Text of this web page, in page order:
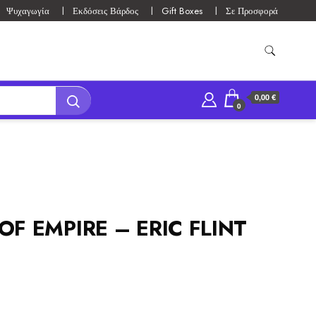
Ψυχαγωγία Εκδόσεις Βάρδος Gift Boxes Σε Προσφορά
0
0,00 €
EMPIRE – ERIC FLINT